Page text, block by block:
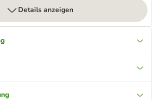
Details anzeigen